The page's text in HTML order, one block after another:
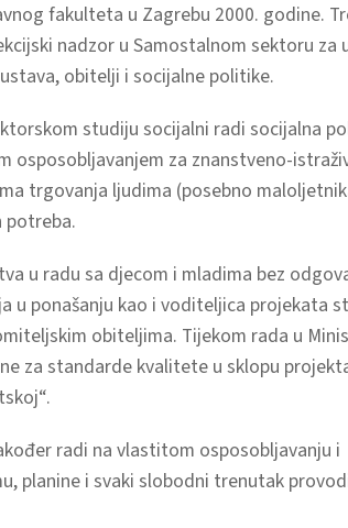
fakulteta u Zagrebu 2000. godine.
nadzor u Samostalnom sektoru za
obitelji i socijalne politike.
studiju socijalni radi socijalna
osposobljavanjem za znanstveno-
trgovanja ljudima (posebno
potreba.
u radu sa djecom i mladima bez
u ponašanju kao i voditeljica projekata
obiteljima. Tijekom rada u
za standarde kvalitete u sklopu
radi na vlastitom osposobljavanju i
planine i svaki slobodni trenutak